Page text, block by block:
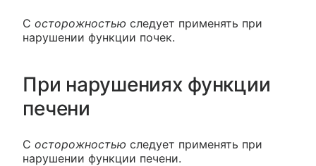
С осторожностью следует применять при
нарушении функции почек.
При нарушениях функции
печени
С осторожностью следует применять при
нарушении функции печени.